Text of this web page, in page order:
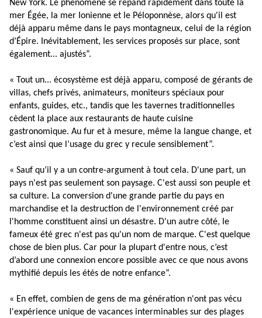
New York. Le phénomène se répand rapidement dans toute la
mer Égée, la mer Ionienne et le Péloponnèse, alors qu'il est
déjà apparu même dans le pays montagneux, celui de la région
d’Épire. Inévitablement, les services proposés sur place, sont
également... ajustés”.
« Tout un... écosystème est déjà apparu, composé de gérants de
villas, chefs privés, animateurs, moniteurs spéciaux pour
enfants, guides, etc., tandis que les tavernes traditionnelles
cèdent la place aux restaurants de haute cuisine
gastronomique. Au fur et à mesure, même la langue change, et
c’est ainsi que l’usage du grec y recule sensiblement”.
« Sauf qu’il y a un contre-argument à tout cela. D'une part, un
pays n'est pas seulement son paysage. C'est aussi son peuple et
sa culture. La conversion d'une grande partie du pays en
marchandise et la destruction de l'environnement créé par
l'homme constituent ainsi un désastre. D'un autre côté, le
fameux été grec n'est pas qu'un nom de marque. C'est quelque
chose de bien plus. Car pour la plupart d'entre nous, c’est
d’abord une connexion encore possible avec ce que nous avons
mythifié depuis les étés de notre enfance”.
« En effet, combien de gens de ma génération n'ont pas vécu
l'expérience unique de vacances interminables sur des plages